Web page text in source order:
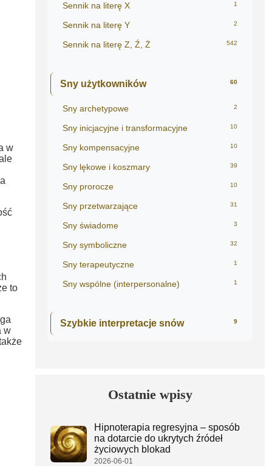
w
to
w
Sennik na literę X 1
Sennik na literę Y 2
Sennik na literę Z, Ź, Ż 542
Sny użytkowników 60
Sny archetypowe 2
Sny inicjacyjne i transformacyjne 10
Sny kompensacyjne 10
Sny lękowe i koszmary 39
Sny prorocze 10
Sny przetwarzające 31
Sny świadome 3
Sny symboliczne 32
Sny terapeutyczne 1
Sny wspólne (interpersonalne) 1
Szybkie interpretacje snów 9
Ostatnie wpisy
Hipnoterapia regresyjna – sposób
na dotarcie do ukrytych źródeł
życiowych blokad
2026-06-01